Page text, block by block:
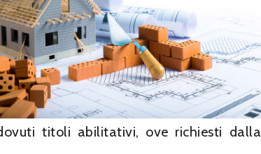
titoli abilitativi, ove richiesti dalla